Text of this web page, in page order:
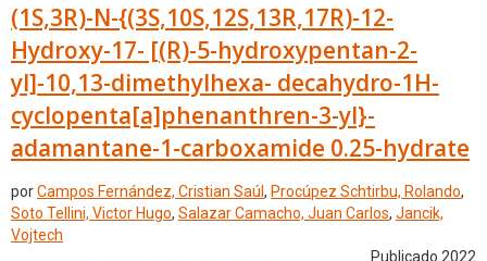
(1S,3R)-N-{(3S,10S,12S,13R,17R)-12-
Hydroxy-17- [(R)-5-hydroxypentan-2-
yl]-10,13-dimethylhexa- decahydro-1H-
cyclopenta[a]phenanthren-3-yl}-
adamantane-1-carboxamide 0.25-hydrate
porCampos Fernández, Cristian Saúl , Procúpez Schtirbu, Rolando,
Soto Tellini, Victor Hugo, Salazar Camacho, Juan Carlos, Jancik,
Vojtech
Publicado 2022